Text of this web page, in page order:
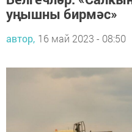
уңышны бирмәс»
автор, 16 май 2023 - 08:50